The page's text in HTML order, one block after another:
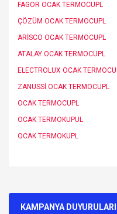
FAGOR OCAK TERMOCUPL
ÇÖZÜM OCAK TERMOCUPL
ARİSCO OCAK TERMOCUPL
ATALAY OCAK TERMOCUPL
ELECTROLUX OCAK
ZANUSSİ OCAK TERMOCUPL
OCAK TERMOCUPL
OCAK TERMOKUPUL
OCAK TERMOKUPL
kullanarak tarafımıza
Görüş ve önerileriniz için
KAMPANYA